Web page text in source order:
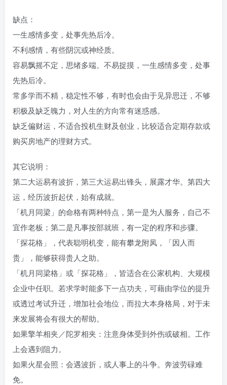
缺点：
一生感情多变，处事先热后冷。
不利感情，有些阴沉或神经质。
容易飘摇不定，思绪多端。不易捉摸，一生感情多变，处事
先热后冷。
常多学而不精，稳定性不够，有时也会由于见异思迁，不够
积极及缺乏魄力，对人生的方向常有迷惑感。
缺乏偏财运，不适合投机生财及创业，比较适合定期存款或
购买房地产的理财方式。
其它说明：
第二大运易有波折，第三大运易出锋头，展露才华。第四大
运，经历波折起伏，始有成就。
「机月同梁」的命格有两种特点，第一是为人服务，自己不
宜作老板；第二是凡事按部就班，有一定的程序和步骤。
「探花格」，代表聪明机变，能有攀龙附凤，「因人而
贵」，能够获得贵人之助。
「机月同梁格」或「探花格」，皆适合在公家机构、大规模
企业中任职。若求学时能多下一点功夫，可藉由学位的提升
或透过考试升迁，增加社会地位，而拉大本身格局，对于未
来发展将会有很大的帮助。
如果擎羊相夹／陀罗相夹：注意身体受到外伤或破相。工作
上会遇到阻力。
如果火星会照：会遇波折，或人事上的斗争。奔波劳碌难
免。